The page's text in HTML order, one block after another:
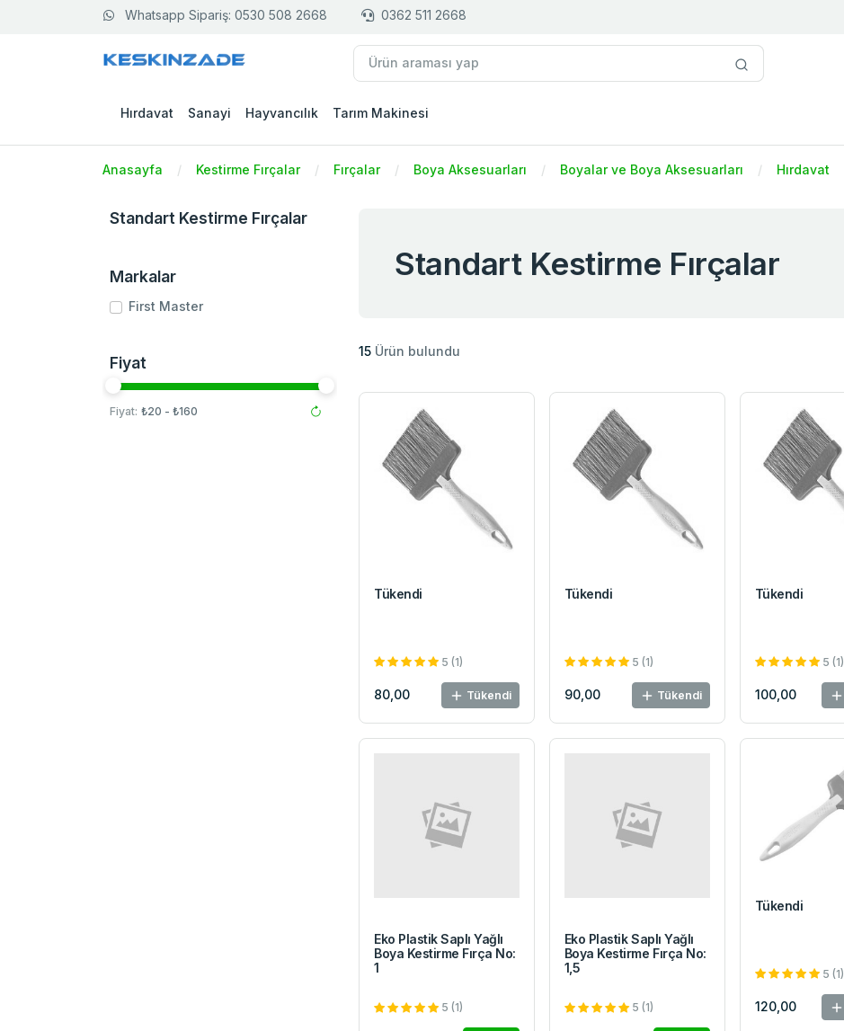
Whatsapp Sipariş: 0530 508 2668 0362 511 2668
Hırdavat Sanayi Hayvancılık Tarım Makinesi
Anasayfa Kestirme Fırçalar Fırçalar Boya Aksesuarları Boyalar ve Boya Aksesuarları Hırdavat
Standart Kestirme Fırçalar
Markalar
First Master
Fiyat
Fiyat: ₺20 - ₺160
Standart Kestirme Fırçalar
15 Ürün bulundu
Tükendi
5 (1)
80,00 Tükendi
Tükendi
5 (1)
90,00 Tükendi
Tükendi
5 (1)
100,00
Eko Plastik Saplı Yağlı
Boya Kestirme Fırça No:
1
5 (1)
Eko Plastik Saplı Yağlı
Boya Kestirme Fırça No:
1,5
5 (1)
Tükendi
5 (1)
120,00